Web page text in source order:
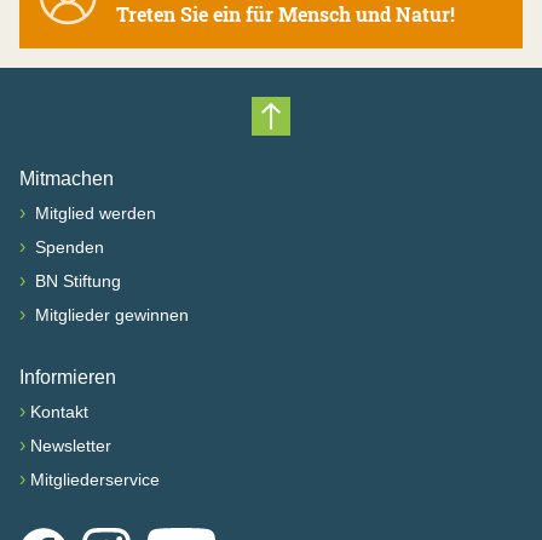
Treten Sie ein für Mensch und Natur!
Nach oben scrollen
Mitmachen
› Mitglied werden
› Spenden
› BN Stiftung
› Mitglieder gewinnen
Informieren
› Kontakt
› Newsletter
› Mitgliederservice